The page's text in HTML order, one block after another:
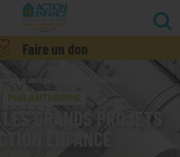
Faire un don
les grands projets d’ACTION ENFANCE
PHILANTHROPIE
LES GRANDS PROJETS
ENFANCE